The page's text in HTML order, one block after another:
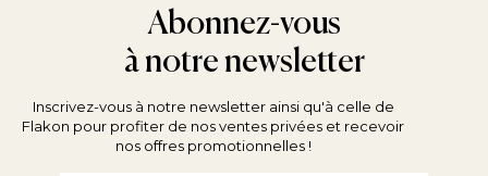
Abonnez-vous
à notre newsletter
Inscrivez-vous à notre newsletter ainsi qu'à celle de
Flakon pour profiter de nos ventes privées et recevoir
nos offres promotionnelles !